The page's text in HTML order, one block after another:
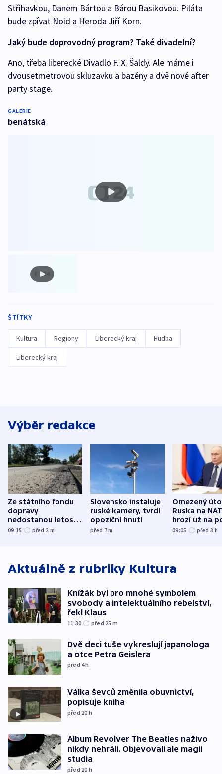
Střihavkou, Danem Bártou a Bárou Basikovou. Piláta
bude zpívat Noid a Heroda Jiří Korn.
Jaký bude doprovodný program? Také divadelní?
Ano, třeba liberecké Divadlo F. X. Šaldy. Ale máme i
dvousetmetrovou skluzavku a bazény a dvě nové after
party stage.
GALERIE
benátská
ŠTÍTKY
Kultura Regiony Liberecký kraj Hudba
Liberecký kraj
Výběr redakce
Ze státního fondu
dopravy
nedostanou letos
kraje na silnice ani
09:15 před 2 m
Slovensko instaluje
ruské kamery, tvrdí
opoziční hnutí
před 7m
Omezený
Ruska na
hrozí už na
varují tajné
09:05 před 3 h
Aktuálně z rubriky Kultura
Knížák byl pro mnohé symbolem
svobody a intelektuálního rebelství,
řekl Klaus
11:30 před 25 m
Dvě deci tuše vykreslují japanologa
a otce Petra Geislera
před 4h
Válka ševců změnila obuvnictví,
popisuje kniha
před 20 h
Album Revolver The Beatles naživo
nikdy nehráli. Objevovali ale magii
studia
před 20 h